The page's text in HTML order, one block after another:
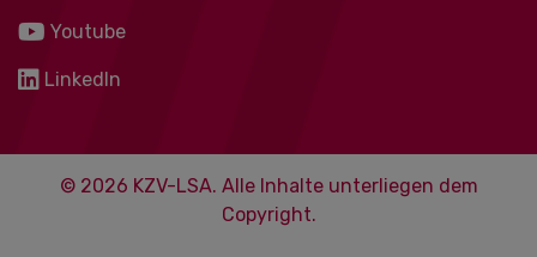
Youtube
LinkedIn
© 2026 KZV-LSA. Alle Inhalte unterliegen dem
Copyright.